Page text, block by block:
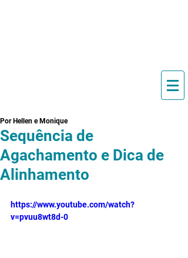
Sequência de
Agachamento e Dica de
Alinhamento
Por Hellen e Monique
https://www.youtube.com/watch?
v=pvuu8wt8d-0